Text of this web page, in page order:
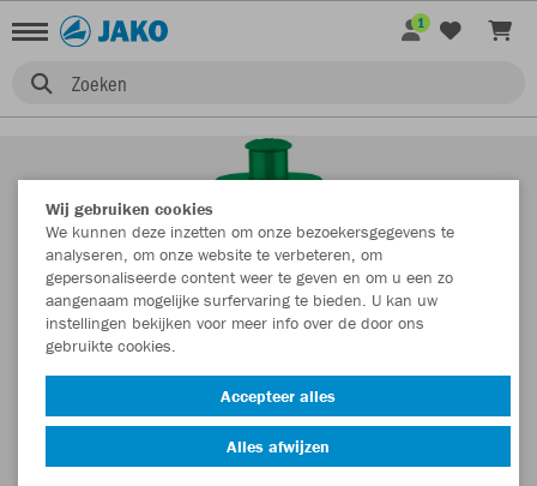
Zoeken
1
Wij gebruiken cookies
We kunnen deze inzetten om onze bezoekersgegevens te
analyseren, om onze website te verbeteren, om
gepersonaliseerde content weer te geven en om u een zo
aangenaam mogelijke surfervaring te bieden. U kan uw
instellingen bekijken voor meer info over de door ons
gebruikte cookies.
Accepteer alles
Alles afwijzen